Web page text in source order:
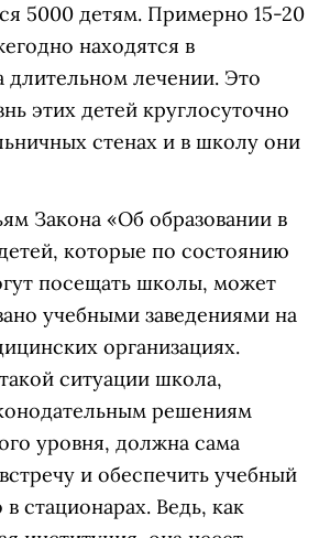
5000 детям. Примерно 15-20
находятся в
длительном лечении. Это
этих детей круглосуточно
стенах и в школу они
Закона «Об образовании в
которые по состоянию
посещать школы, может
учебными заведениями на
организациях.
ситуации школа,
решениям
уровня, должна сама
и обеспечить учебный
стационарах. Ведь, как